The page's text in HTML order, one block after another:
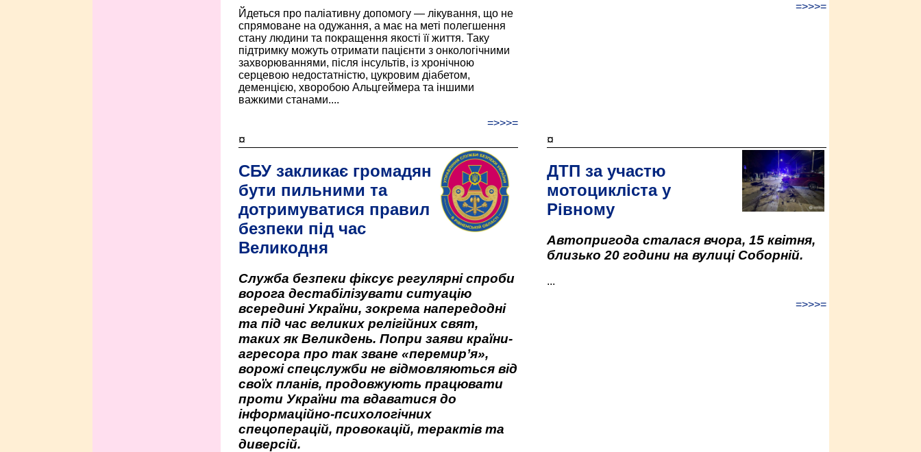
Йдеться про паліативну допомогу — лікування, що не
спрямоване на одужання, а має на меті полегшення
стану людини та покращення якості її життя. Таку
підтримку можуть отримати пацієнти з онкологічними
захворюваннями, після інсультів, із хронічною
серцевою недостатністю, цукровим діабетом,
деменцією, хворобою Альцгеймера та іншими
важкими станами....
=>>>=
=>>>=
¤
СБУ закликає громадян
бути пильними та
дотримуватися правил
безпеки під час
Великодня
Служба безпеки фіксує регулярні спроби
ворога дестабілізувати ситуацію
всередині України, зокрема напередодні
та під час великих релігійних свят,
таких як Великдень. Попри заяви країни-
агресора про так зване «перемир’я»,
ворожі спецслужби не відмовляються від
своїх планів, продовжують працювати
проти України та вдаватися до
інформаційно-психологічних
спецоперацій, провокацій, терактів та
диверсій.
¤
ДТП за участю
мотоцикліста у
Рівному
Автопригода сталася вчора, 15 квітня,
близько 20 години на вулиці Соборній.
...
=>>>=